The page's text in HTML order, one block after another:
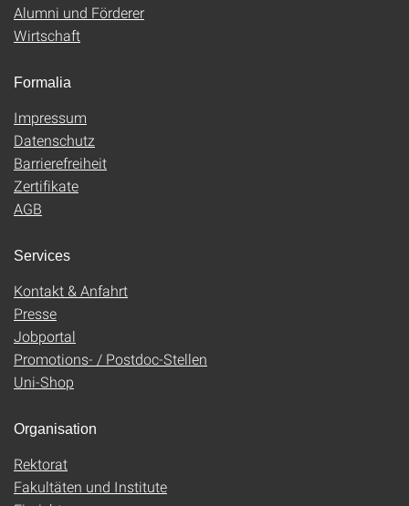
Alumni und Förderer
Wirtschaft
Formalia
Impressum
Datenschutz
Barrierefreiheit
Zertifikate
AGB
Services
Kontakt & Anfahrt
Presse
Jobportal
Promotions- / Postdoc-Stellen
Uni-Shop
Organisation
Rektorat
Fakultäten und Institute